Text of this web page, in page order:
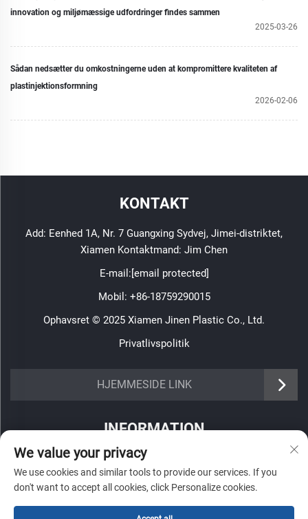
innovation og miljømæssige udfordringer findes sammen
2025-03-26
Sådan nedsætter du omkostningerne uden at kompromittere kvaliteten af
plastinjektionsformning
2026-02-06
KONTAKT
Add: Eenhed 1A, Nr. 7 Guangxing Sydvej, Jimei-distriktet,
Xiamen Kontaktmand: Jim Chen
E-mail:[email protected]
Mobil: +86-18759290015
Ophavsret © 2025 Xiamen Jinen Plastic Co., Ltd.
Privatlivspolitik
HJEMMESIDE LINK
https://www.jinenplastic.com/service
https://www.jinenplastic.com/projects
https://www.jinenplastic.com/news
INFORMATION
Tilmeld dig for at modtage vores ugentlige nyhedsbrev
We value your privacy
We use cookies and similar tools to provide our services. If you
don't want to accept all cookies, click Personalize cookies.